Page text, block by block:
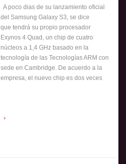
A poco dias de su lanzamiento oficial
del Samsung Galaxy S3, se dice
que tendrá su propio procesador
Exynos 4 Quad, un chip de cuatro
núcleos a 1,4 GHz basado en la
tecnología de las Tecnologías ARM con
sede en Cambridge. De acuerdo a la
empresa, el nuevo chip es dos veces